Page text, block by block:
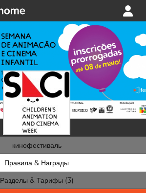
кинофестиваль
Правила & Награды
Разделы & Тарифы (3)